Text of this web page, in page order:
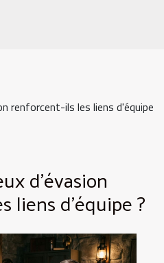
renforcent-ils les liens d'équipe
d'évasion
liens d'équipe ?